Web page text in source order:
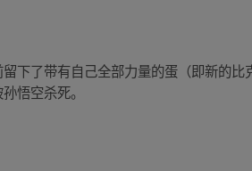
下了带有自己全部力量的蛋（即新的
悟空杀死。